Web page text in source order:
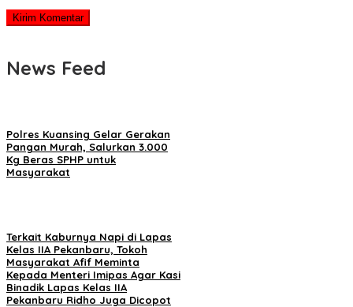
News Feed
Polres Kuansing Gelar Gerakan
Pangan Murah, Salurkan 3.000
Kg Beras SPHP untuk
Masyarakat
Terkait Kaburnya Napi di Lapas
Kelas IIA Pekanbaru, Tokoh
Masyarakat Afif Meminta
Kepada Menteri Imipas Agar Kasi
Binadik Lapas Kelas IIA
Pekanbaru Ridho Juga Dicopot